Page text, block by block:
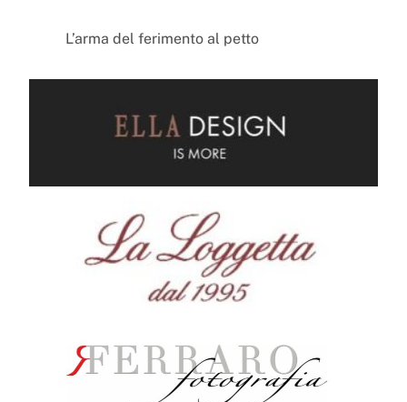
L’arma del ferimento al petto